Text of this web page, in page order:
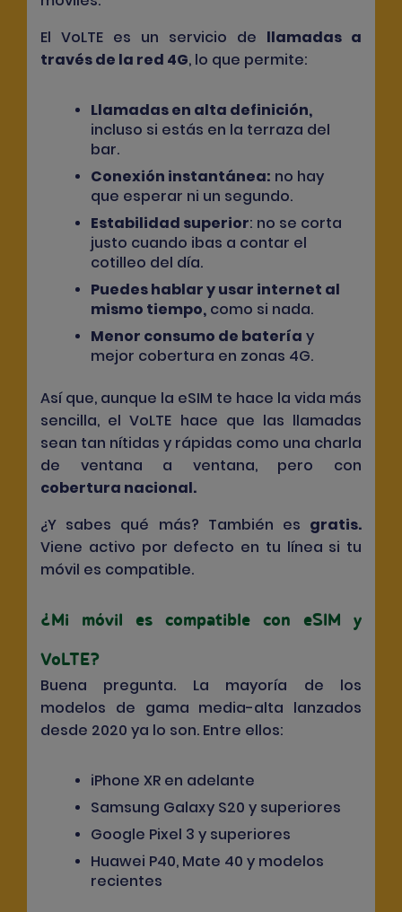
El VoLTE es un servicio de llamadas a
través de la red 4G, lo que permite:
Llamadas en alta definición,
incluso si estás en la terraza del
bar.
Conexión instantánea: no hay
que esperar ni un segundo.
Estabilidad superior: no se corta
justo cuando ibas a contar el
cotilleo del día.
Puedes hablar y usar internet al
mismo tiempo, como si nada.
Menor consumo de batería y
mejor cobertura en zonas 4G.
Así que, aunque la eSIM te hace la vida más
sencilla, el VoLTE hace que las llamadas
sean tan nítidas y rápidas como una charla
de ventana a ventana, pero con
cobertura nacional.
¿Y sabes qué más? También es gratis.
Viene activo por defecto en tu línea si tu
móvil es compatible.
¿Mi móvil es compatible con eSIM y
VoLTE?
Buena pregunta. La mayoría de los
modelos de gama media-alta lanzados
desde 2020 ya lo son. Entre ellos:
iPhone XR en adelante
Samsung Galaxy S20 y superiores
Google Pixel 3 y superiores
Huawei P40, Mate 40 y modelos
recientes